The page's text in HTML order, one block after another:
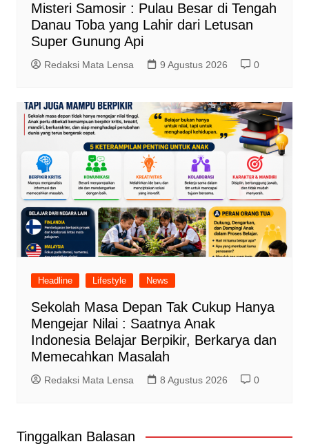
Misteri Samosir : Pulau Besar di Tengah
Danau Toba yang Lahir dari Letusan
Super Gunung Api
Redaksi Mata Lensa 9 Agustus 2026 0
Headline Lifestyle News
Sekolah Masa Depan Tak Cukup Hanya
Mengejar Nilai : Saatnya Anak
Indonesia Belajar Berpikir, Berkarya dan
Memecahkan Masalah
Redaksi Mata Lensa 8 Agustus 2026 0
Tinggalkan Balasan